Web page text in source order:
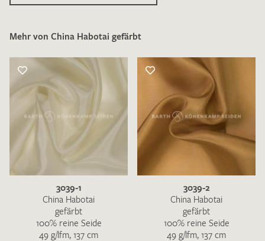
MUSTERANFRAGE SENDEN
Mehr von China Habotai gefärbt
3039-1
China Habotai
gefärbt
100% reine Seide
49 g/lfm, 137 cm
3039-2
China Habotai
gefärbt
100% reine Seide
49 g/lfm, 137 cm